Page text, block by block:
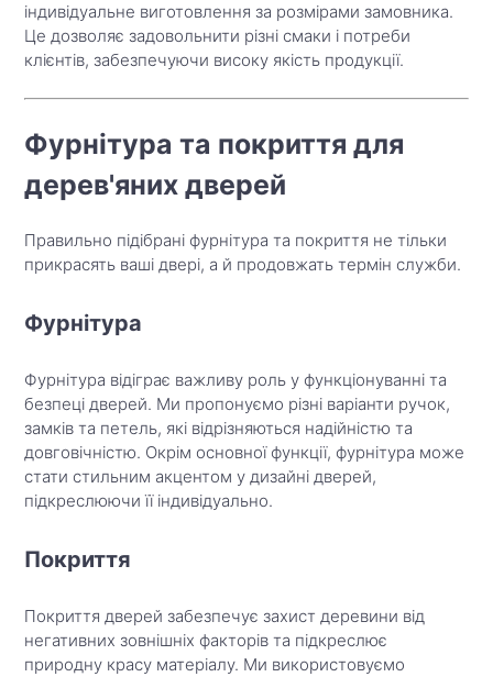
індивідуальне виготовлення за розмірами замовника.
Це дозволяє задовольнити різні смаки і потреби
клієнтів, забезпечуючи високу якість продукції.
Фурнітура та покриття для
дерев'яних дверей
Правильно підібрані фурнітура та покриття не тільки
прикрасять ваші двері, а й продовжать термін служби.
Фурнітура
Фурнітура відіграє важливу роль у функціонуванні та
безпеці дверей. Ми пропонуємо різні варіанти ручок,
замків та петель, які відрізняються надійністю та
довговічністю. Окрім основної функції, фурнітура може
стати стильним акцентом у дизайні дверей,
підкреслюючи її індивідуально.
Покриття
Покриття дверей забезпечує захист деревини від
негативних зовнішніх факторів та підкреслює
природну красу матеріалу. Ми використовуємо